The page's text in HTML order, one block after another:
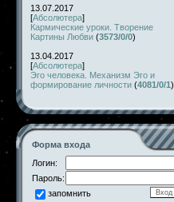
13.07.2017
[Абсолютера]
Кармические уроки. Творение
Картины Любви (3573/0/0)
13.04.2017
[Абсолютера]
Эго человека. Механизм Эго и
формирование личности (4081/0/1)
Форма входа
Логин:
Пароль:
запомнить